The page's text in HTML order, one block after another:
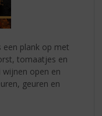
een plank op met
tomaatjes en
wijnen open en
geuren en